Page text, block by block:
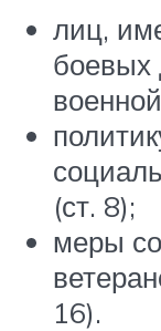
лиц,
боевых
(ст. 8);
меры
16).